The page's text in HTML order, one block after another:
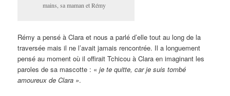
mains, sa maman et Rémy
Rémy a pensé à Clara et nous a parlé d’elle tout au long de la
traversée mais il ne l’avait jamais rencontrée. Il a longuement
pensé au moment où il offirait Tchicou à Clara en imaginant les
paroles de sa mascotte : «je te quitte, car je suis tombé
amoureux de Clara ».